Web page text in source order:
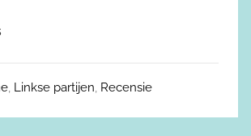
, Linkse partijen, Recensie